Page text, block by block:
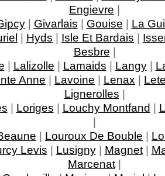
Engievre |
| Givarlais | Gouise | La
| Hyds | Isle Et Bardais |
Besbre |
| Lalizolle | Lamaids | Langy|
Anne | Lavoine | Lenax |
Lignerolles |
| Loriges | Louchy Montfand |
|
| Louroux De Bouble |
Levis | Lusigny| Magnet|
Marcenat |